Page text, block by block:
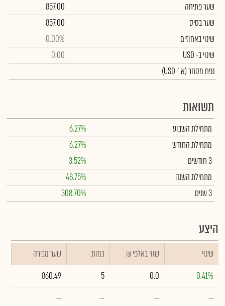
שער פתיחה
857.00
שער בסיס
857.00
שינוי באחוזים
0.00%
שינויב- USD
0.00
נפח מסחר(א` USD)
תשואות
מתחילת השבוע
6.27%
מתחילת החודש
6.27%
3 חודשים
3.52%
מתחילת השנה
48.75%
3 שנים
308.70%
היצע
שינוי ₪ שווי באלפי כמות
שער מכירה
0.41%
0.0
5
860.49
--
--
--
--